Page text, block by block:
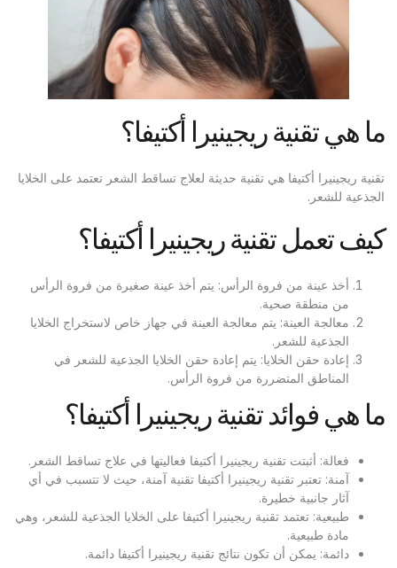
ما هي تقنية ريجينيرا أكتيفا؟
تقنية ريجينيرا أكتيفا هي تقنية حديثة لعلاج تساقط الشعر تعتمد على الخلايا
الجذعية للشعر.
كيف تعمل تقنية ريجينيرا أكتيفا؟
أخذ عينة من فروة الرأس: يتم أخذ عينة صغيرة من فروة الرأس
من منطقة صحية.
معالجة العينة: يتم معالجة العينة في جهاز خاص لاستخراج الخلايا
الجذعية للشعر.
إعادة حقن الخلايا: يتم إعادة حقن الخلايا الجذعية للشعر في
المناطق المتضررة من فروة الرأس.
ما هي فوائد تقنية ريجينيرا أكتيفا؟
فعالة: أثبتت تقنية ريجينيرا أكتيفا فعاليتها في علاج تساقط الشعر.
آمنة: تعتبر تقنية ريجينيرا أكتيفا تقنية آمنة، حيث لا تتسبب في أي
آثار جانبية خطيرة.
طبيعية: تعتمد تقنية ريجينيرا أكتيفا على الخلايا الجذعية للشعر، وهي
مادة طبيعية.
دائمة: يمكن أن تكون نتائج تقنية ريجينيرا أكتيفا دائمة.